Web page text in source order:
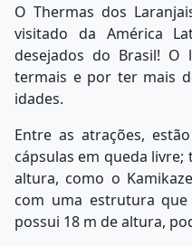
O Thermas dos
visitado da América
desejados do Brasil! O
termais e por ter mais
idades.
Entre as atrações,
cápsulas em queda
altura, como o
com uma estrutura
possui 18 m de altura,